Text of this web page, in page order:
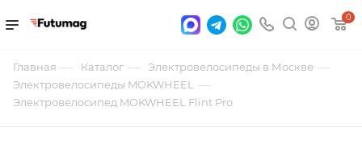
0
Главная — Каталог — Электровелосипеды в Москве —
Электровелосипеды MOKWHEEL —
Электровелосипед MOKWHEEL Flint Pro